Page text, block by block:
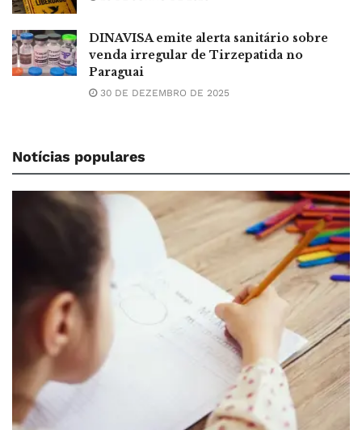
DINAVISA emite alerta sanitário sobre
venda irregular de Tirzepatida no
Paraguai
30 DE DEZEMBRO DE 2025
Notícias populares